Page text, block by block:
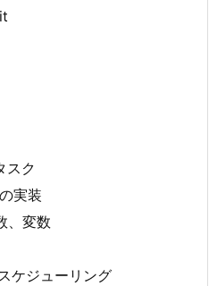
スク
実装
、変数
ケジューリング